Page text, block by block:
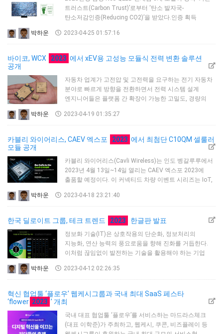
트러스트(Carbon Trust)’로부터 ‘탄소 발자국-
탄소저감인증(Reducing CO2)’을 받았다.인증 획득
QN800C, QN700C), Neo QLED 4K 75형 3개 시리즈
(QN95C, QN90C, QN85C)다.카본 트러스트는 영국
정부가 기후 변화 대응과 온실가스 감축을 목적으로
설립한 인증 기관이며, 제품 생산부터 폐기까지 전
평가해 …
박하운 2023-04-25 01:57:16
바이코, WCX 2023 에서 xEV용 고성능 모듈식 전력 변환 솔루션
공개
자동차 업계가 고전압 및 고전력을 요구하는 전기 자동차
분야로 빠르게 방향을 전환하면서 전력 시스템 설계
엔지니어들은 플랫폼 간 확장이 가능한 고밀도, 경량의
20일까지 미국 디트로이트에서 개최되는 국제 자동차
엔지니어링 행사인 ‘WCX™(World Congress Experience
2023)’에서 4개의 논문을 인용해 자사의 확장 가능한
고밀도 모듈식 전력 시스템 기술을 이용한 혁신적인 xEV
논문은 다음과 같다.· 전력 …
박하운 2023-04-19 01:35:27
카블리 와이어리스, CAEV 엑스포 2023 에서 최첨단 C10QM 셀룰러
모듈 공개
카블리 와이어리스(Cavli Wireless)는 인도 벵갈루루에서
2023년 4월 13일~14일 열리는 CAEV 엑스포 2023에
출품할 예정이다. 이 커넥티드 차량 이벤트 시리즈는 IoT,
맞추며, 글로벌 혁신가와 업계 리더들이 만나 커넥티드
자동차 기술의 미래를 배우고 선보인다.카블리(부스: ZC
83)는 3GPP 릴리스 10을 기반으로 하며 셀룰러 및
GNSS를 통한 통합 연결을 위해 eSIM이 내장된 최첨단
LTE CAT1 셀룰러 모듈인 카블리 C10QM(Cavli C…
박하운 2023-04-18 23:21:40
한국 딜로이트 그룹, 테크 트렌드 2023 한글판 발표
정보화 기술(IT)은 상호작용의 단순화, 정보처리의
지능화, 연산 능력의 풍요로움을 향해 진화를 거듭한다.
이처럼 끊임없이 발전하는 기술을 활용해야 하는 기업
현대화 등 중대한 현실적 과제를 마주하고 있다.한국
딜로이트 그룹(총괄대표 홍종성)은 첨단 IT와 비즈니스가
상호 역학적으로 변화를 끌어내는 관련 현실 동향과 이
과정에서 발생하는 문제점을 파헤치고, 각각 2년 및 10년
2023(Tech Trends 2023)’ 한…
박하운 2023-04-12 02:26:35
혁신 협업툴 ‘플로우’ 웹케시그룹과 국내 최대 SaaS 페스타
‘flower 2023 ’ 개최
국내 대표 협업툴 ‘플로우’를 서비스하는 마드라스체크
(대표 이학준)가 주최하고, 웹케시, 쿠콘, 비즈플레이 등